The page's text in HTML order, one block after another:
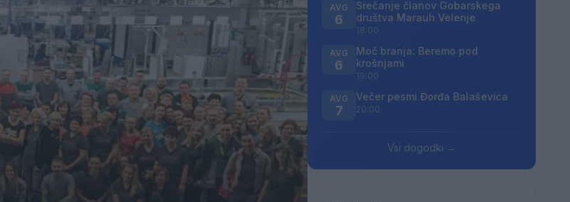
AVG
6
Srečanje članov Gobarskega
društva Marauh Velenje
18:00
AVG
6
Moč branja: Beremo pod
krošnjami
19:00
AVG
7
Večer pesmi Đorđa Balaševića
20:00
Vsi dogodki →